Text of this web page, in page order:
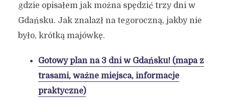
gdzie opisałem jak można spędzić trzy dni w
Gdańsku. Jak znalazł na tegoroczną, jakby nie
było, krótką majówkę.
Gotowy plan na 3 dni w Gdańsku! (mapa z
trasami, ważne miejsca, informacje
praktyczne)